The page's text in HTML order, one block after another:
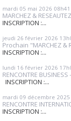
mardi 05 mai 2026 08h41
MARCHEZ &
INSCRIPTION :...
jeudi 26 février 2026
Prochain "MARCHEZ &
INSCRIPTION :...
lundi 16 février 2026
RENCONTRE BUSINESS
INSCRIPTION :...
mardi 09 décembre 2025
RENCONTRE
INSCRIPTION :...